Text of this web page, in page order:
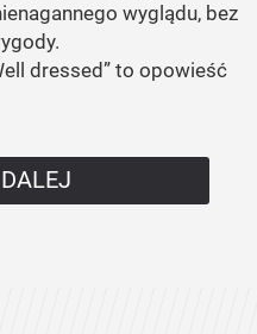
wyglądu, bez
dressed” to opowieść